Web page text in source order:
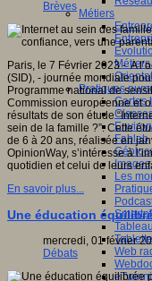
Métiers
Pratiques
Cartes
Fablab
Images
Les
Web
Brèves
Paris, le 7 Février 2023 - A
(SID), - journée mondiale
Programme national de
Commission européenne et
résultats de son étude
sein de la famille ?”. Cette
de 6 à 20 ans, réalisée en
OpinionWay, s’intéresse à
quotidien et celui de leurs
En savoir plus...
Une éducation
mercredi, 01 février
Débats